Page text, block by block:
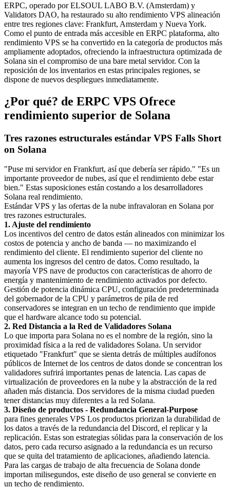
ERPC, operado por ELSOUL LABO B.V. (Amsterdam) y
Validators DAO, ha restaurado su alto rendimiento VPS alineación
entre tres regiones clave: Frankfurt, Amsterdam y Nueva York.
Como el punto de entrada más accesible en ERPC plataforma, alto
rendimiento VPS se ha convertido en la categoría de productos más
ampliamente adoptados, ofreciendo la infraestructura optimizada de
Solana sin el compromiso de una bare metal servidor. Con la
reposición de los inventarios en estas principales regiones, se
dispone de nuevos despliegues inmediatamente.
¿Por qué? de ERPC VPS Ofrece
rendimiento superior de Solana
Tres razones estructurales estándar VPS Falls Short
on Solana
"Puse mi servidor en Frankfurt, así que debería ser rápido." "Es un
importante proveedor de nubes, así que el rendimiento debe estar
bien." Estas suposiciones están costando a los desarrolladores
Solana real rendimiento.
Estándar VPS y las ofertas de la nube infravaloran en Solana por
tres razones estructurales.
1. Ajuste del rendimiento
Los incentivos del centro de datos están alineados con minimizar los
costos de potencia y ancho de banda — no maximizando el
rendimiento del cliente. El rendimiento superior del cliente no
aumenta los ingresos del centro de datos. Como resultado, la
mayoría VPS nave de productos con características de ahorro de
energía y mantenimiento de rendimiento activados por defecto.
Gestión de potencia dinámica CPU, configuración predeterminada
del gobernador de la CPU y parámetros de pila de red
conservadores se integran en un techo de rendimiento que impide
que el hardware alcance todo su potencial.
2. Red Distancia a la Red de Validadores Solana
Lo que importa para Solana no es el nombre de la región, sino la
proximidad física a la red de validadores Solana. Un servidor
etiquetado "Frankfurt" que se sienta detrás de múltiples audífonos
públicos de Internet de los centros de datos donde se concentran los
validadores sufrirá importantes penas de latencia. Las capas de
virtualización de proveedores en la nube y la abstracción de la red
añaden más distancia. Dos servidores de la misma ciudad pueden
tener distancias muy diferentes a la red Solana.
3. Diseño de productos - Redundancia General-Purpose
para fines generales VPS Los productos priorizan la durabilidad de
los datos a través de la redundancia del Discord, el replicar y la
replicación. Estas son estrategias sólidas para la conservación de los
datos, pero cada recurso asignado a la redundancia es un recurso
que se quita del tratamiento de aplicaciones, añadiendo latencia.
Para las cargas de trabajo de alta frecuencia de Solana donde
importan milisegundos, este diseño de uso general se convierte en
un techo de rendimiento.